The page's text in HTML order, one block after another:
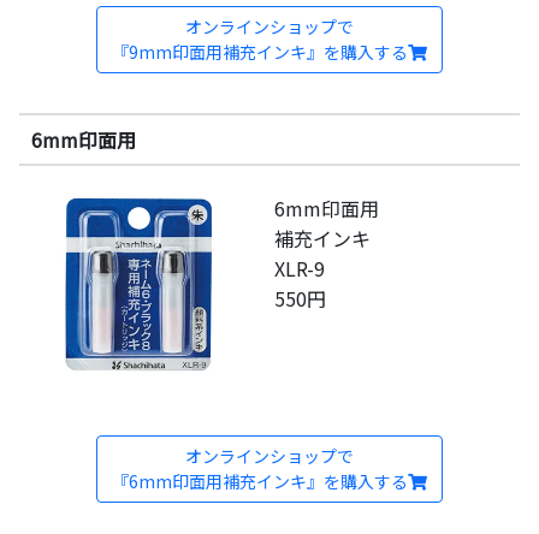
オンラインショップで
『9mm印面用補充インキ』を購入する
6mm印面用
6mm印面用
補充インキ
XLR-9
550円
オンラインショップで
『6mm印面用補充インキ』を購入する